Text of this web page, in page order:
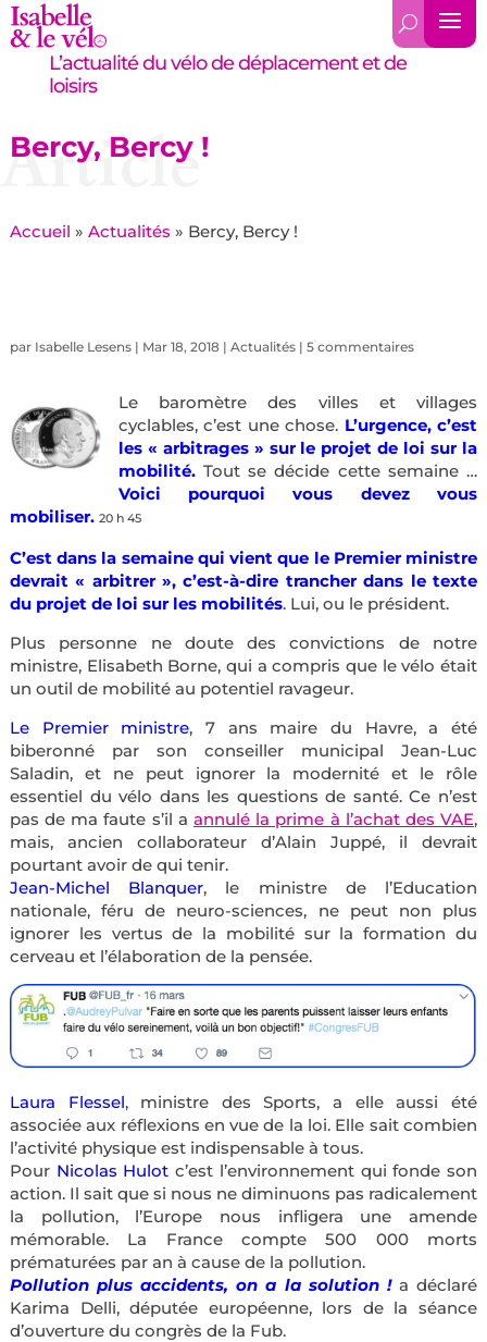
L’actualité du vélo de déplacement et de
loisirs
Bercy, Bercy !
Article
Accueil » Actualités » Bercy, Bercy !
par Isabelle Lesens| Mar 18, 2018| Actualités| 5 commentaires
Le baromètre des villes et villages
cyclables, c’est une chose. L’urgence, c’est
les « arbitrages » sur le projet de loi sur la
mobilité.Tout se décide cette semaine …
Voici pourquoi vous devez vous
mobiliser. 20 h 45
C’est dans la semaine qui vient que le Premier ministre
devrait « arbitrer », c’est-à-dire trancher dans le texte
du projet de loi sur les mobilités. Lui, ou le président.
Plus personne ne doute des convictions de notre
ministre, Elisabeth Borne, qui a compris que le vélo était
un outil de mobilité au potentiel ravageur.
Le Premier ministre, 7 ans maire du Havre, a été
biberonné par son conseiller municipal Jean-Luc
Saladin, et ne peut ignorer la modernité et le rôle
essentiel du vélo dans les questions de santé. Ce n’est
pas de ma faute s’il a annulé la prime à l’achat des VAE,
mais, ancien collaborateur d’Alain Juppé, il devrait
pourtant avoir de qui tenir.
Jean-Michel Blanquer, le ministre de l’Education
nationale, féru de neuro-sciences, ne peut non plus
ignorer les vertus de la mobilité sur la formation du
cerveau et l’élaboration de la pensée.
Laura Flessel, ministre des Sports, a elle aussi été
associée aux réflexions en vue de la loi. Elle sait combien
l’activité physique est indispensable à tous.
Pour Nicolas Hulot c’est l’environnement qui fonde son
action. Il sait que si nous ne diminuons pas radicalement
la pollution, l’Europe nous infligera une amende
mémorable. La France compte 500 000 morts
prématurées par an à cause de la pollution.
Pollution plus accidents, on a la solution !a déclaré
Karima Delli, députée européenne, lors de la séance
d’ouverture du congrès de la Fub.